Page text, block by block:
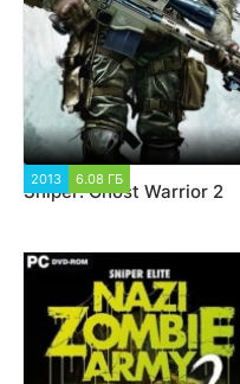
2013 6.08 ГБ
Sniper: Ghost Warrior 2